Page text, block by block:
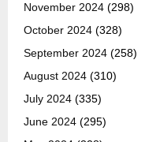
November 2024 (298)
October 2024 (328)
September 2024 (258)
August 2024 (310)
July 2024 (335)
June 2024 (295)